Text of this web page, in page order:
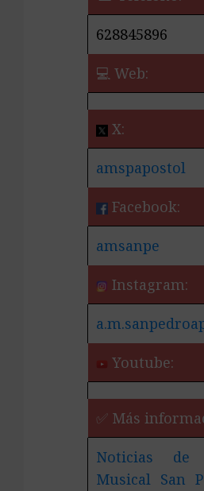
628845896
💻 Web:
X:
amspapostol
Facebook:
amsanpe
Instagram:
Youtube:
✅ Más
Noticias de
Musical San